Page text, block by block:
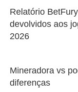
Relatório
devolvidos aos
2026
Mineradora vs
diferenças